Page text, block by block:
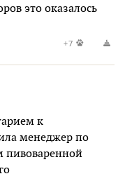
это оказалось
+7
к
менеджер по